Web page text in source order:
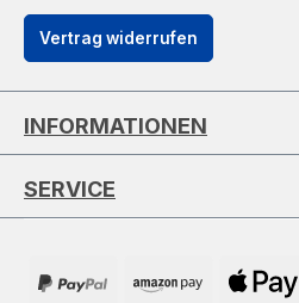
Vertrag widerrufen
INFORMATIONEN
SERVICE